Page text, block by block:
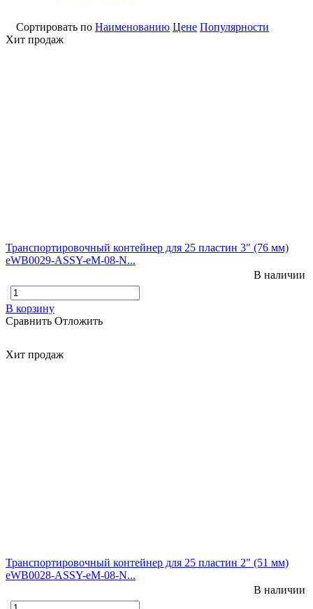
Сортировать по Наименованию Цене Популярности
Хит продаж
Транспортировочный контейнер для 25 пластин 3" (76 мм)
eWB0029-ASSY-eM-08-N...
В наличии
В корзину
Сравнить Отложить
Хит продаж
Транспортировочный контейнер для 25 пластин 2" (51 мм)
eWB0028-ASSY-eM-08-N...
В наличии